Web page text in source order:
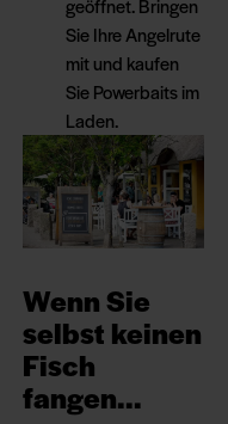
geöffnet. Bringen
Sie Ihre Angelrute
mit und kaufen
Sie Powerbaits im
Laden.
Wenn Sie
selbst keinen
Fisch
fangen...